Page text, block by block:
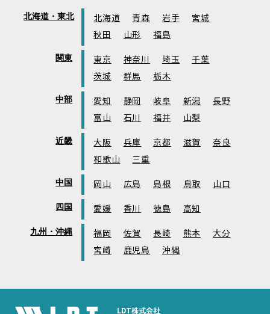
北海道・東北 北海道 青森 岩手
宮城
秋田
山形 福島
関東 東京 神奈川 埼玉
千葉
茨城
群馬 栃木
中部 愛知 静岡 岐阜 新潟
長野
富山
石川 福井 山梨
近畿 大阪 兵庫 京都 滋賀
奈良
和歌山
三重
中国 岡山 広島 島根 鳥取 山口
四国 愛媛 香川 徳島 高知
九州・沖縄 福岡 佐賀 長崎 熊本
大分
宮崎
鹿児島 沖縄
LDT株式会社